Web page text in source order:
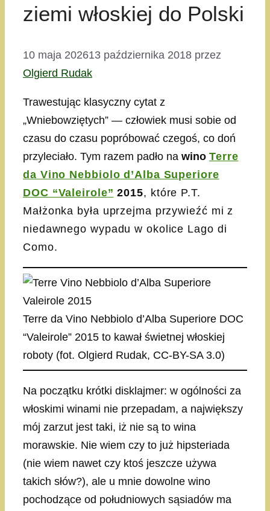
ziemi włoskiej do Polski
10 maja 202613 października 2018 przez
Olgierd Rudak
Trawestując klasyczny cytat z
„Wniebowziętych” — człowiek musi sobie od
czasu do czasu popróbować czegoś, co doń
przyleciało. Tym razem padło na wino Terre
da Vino Nebbiolo d’Alba Superiore
DOC “Valeirole” 2015, które P.T.
Małżonka była uprzejma przywieźć mi z
niedawnego wypadu w okolice Lago di
Como.
Terre da Vino Nebbiolo d’Alba Superiore DOC
“Valeirole” 2015 to kawał świetnej włoskiej
roboty (fot. Olgierd Rudak, CC-BY-SA 3.0)
Na początku krótki disklajmer: w ogólności za
włoskimi winami nie przepadam, a największy
mój zarzut jest taki, iż nie są to wina
morawskie. Nie wiem czy to już hipsteriada
(nie wiem nawet czy ktoś jeszcze używa
takich słów?), ale u mnie dowolne wino
pochodzące od południowych sąsiadów ma